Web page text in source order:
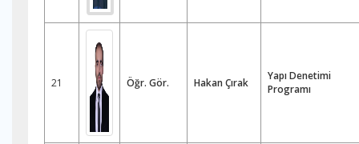
21 Öğr. Gör. Hakan Çırak
Yapı Denetimi
Programı